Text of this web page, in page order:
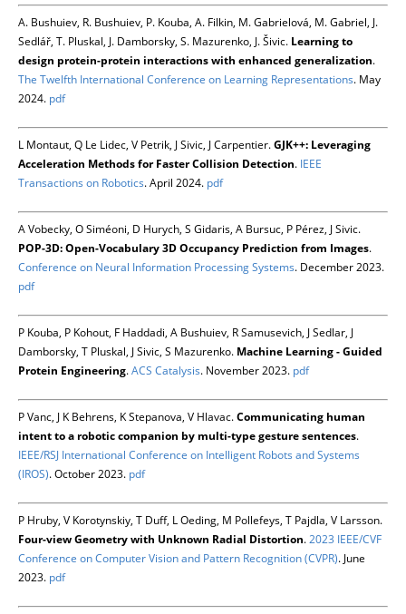
A. Bushuiev, R. Bushuiev, P. Kouba, A. Filkin, M. Gabrielová, M. Gabriel, J.
Sedlář, T. Pluskal, J. Damborsky, S. Mazurenko, J. Šivic. Learning to
design protein-protein interactions with enhanced generalization.
The Twelfth International Conference on Learning Representations. May
2024. pdf
L Montaut, Q Le Lidec, V Petrik, J Sivic, J Carpentier.GJK++: Leveraging
Acceleration Methods for Faster Collision Detection. IEEE
Transactions on Robotics. April 2024. pdf
A Vobecky, O Siméoni, D Hurych, S Gidaris, A Bursuc, P Pérez, J Sivic.
POP-3D: Open-Vocabulary 3D Occupancy Prediction from Images.
Conference on Neural Information Processing Systems. December 2023.
pdf
P Kouba, P Kohout, F Haddadi, A Bushuiev, R Samusevich, J Sedlar, J
Damborsky, T Pluskal, J Sivic, S Mazurenko. Machine Learning - Guided
Protein Engineering.ACS Catalysis. November 2023. pdf
P Vanc, J K Behrens, K Stepanova, V Hlavac.Communicating human
intent to a robotic companion by multi-type gesture sentences.
IEEE/RSJ International Conference on Intelligent Robots and Systems
(IROS). October 2023. pdf
P Hruby, V Korotynskiy, T Duff, L Oeding, M Pollefeys, T Pajdla, V Larsson.
Four-view Geometry with Unknown Radial Distortion.2023 IEEE/CVF
Conference on Computer Vision and Pattern Recognition (CVPR). June
2023. pdf